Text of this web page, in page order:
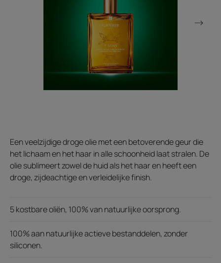
Een veelzijdige droge olie met een betoverende geur die
het lichaam en het haar in alle schoonheid laat stralen. De
olie sublimeert zowel de huid als het haar en heeft een
droge, zijdeachtige en verleidelijke finish.
5 kostbare oliën, 100% van natuurlijke oorsprong.
100% aan natuurlijke actieve bestanddelen, zonder
siliconen.